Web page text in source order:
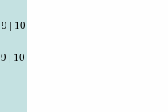
9 | 10
9 | 10